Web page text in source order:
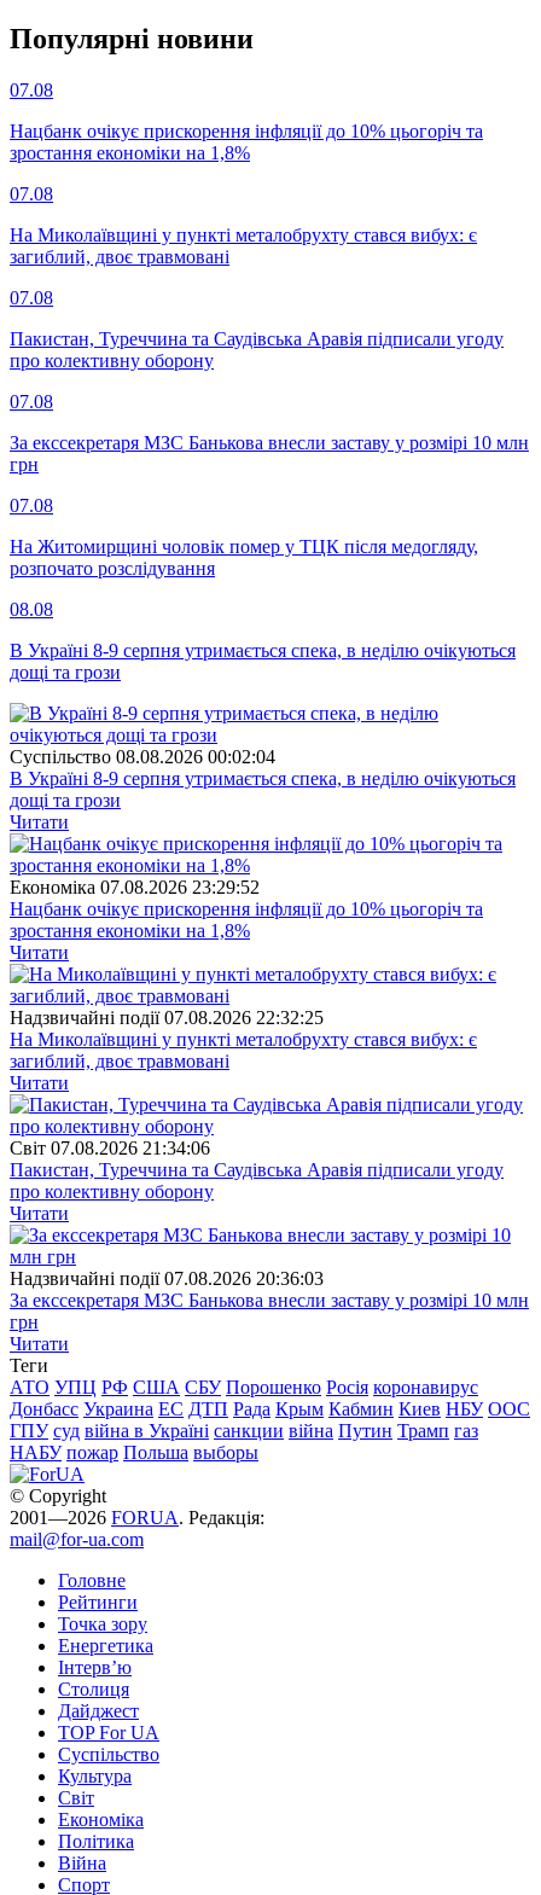
Популярнi новини
07.08
Нацбанк очікує прискорення інфляції до 10% цьогоріч та
зростання економіки на 1,8%
07.08
На Миколаївщині у пункті металобрухту стався вибух: є
загиблий, двоє травмовані
07.08
Пакистан, Туреччина та Саудівська Аравія підписали угоду
про колективну оборону
07.08
За екссекретаря МЗС Банькова внесли заставу у розмірі 10 млн
грн
07.08
На Житомирщині чоловік помер у ТЦК після медогляду,
розпочато розслідування
08.08
В Україні 8-9 серпня утримається спека, в неділю очікуються
дощі та грози
Суспiльство 08.08.2026 00:02:04
В Україні 8-9 серпня утримається спека, в неділю очікуються
дощі та грози
Читати
Економіка 07.08.2026 23:29:52
Нацбанк очікує прискорення інфляції до 10% цьогоріч та
зростання економіки на 1,8%
Читати
Надзвичайні події 07.08.2026 22:32:25
На Миколаївщині у пункті металобрухту стався вибух: є
загиблий, двоє травмовані
Читати
Свiт 07.08.2026 21:34:06
Пакистан, Туреччина та Саудівська Аравія підписали угоду
про колективну оборону
Читати
Надзвичайні події 07.08.2026 20:36:03
За екссекретаря МЗС Банькова внесли заставу у розмірі 10 млн
грн
Читати
Теги
АТО УПЦ РФ США СБУ Порошенко Росія коронавирус
Донбасс Украина ЕС ДТП Рада Крым Кабмин Киев НБУ ООС
ГПУ суд війна в Україні санкции війна Путин Трамп газ
НАБУ пожар Польша выборы
© Copyright
2001—2026 FORUA. Редакція:
mail@for-ua.com
Головне
Рейтинги
Точка зору
Енергетика
Інтерв’ю
Столиця
Дайджест
TOP For UA
Суспiльство
Культура
Світ
Економіка
Політика
Війна
Спорт